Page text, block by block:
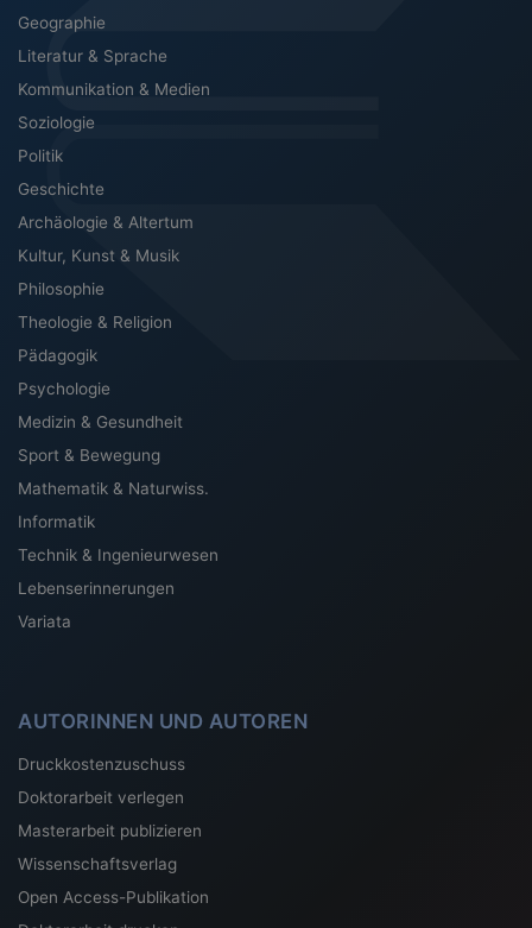
Geographie
Literatur & Sprache
Kommunikation & Medien
Soziologie
Politik
Geschichte
Archäologie & Altertum
Kultur, Kunst & Musik
Philosophie
Theologie & Religion
Pädagogik
Psychologie
Medizin & Gesundheit
Sport & Bewegung
Mathematik & Naturwiss.
Informatik
Technik & Ingenieurwesen
Lebenserinnerungen
Variata
AUTORINNEN UND AUTOREN
Druckkostenzuschuss
Doktorarbeit verlegen
Masterarbeit publizieren
Wissenschaftsverlag
Open Access-Publikation